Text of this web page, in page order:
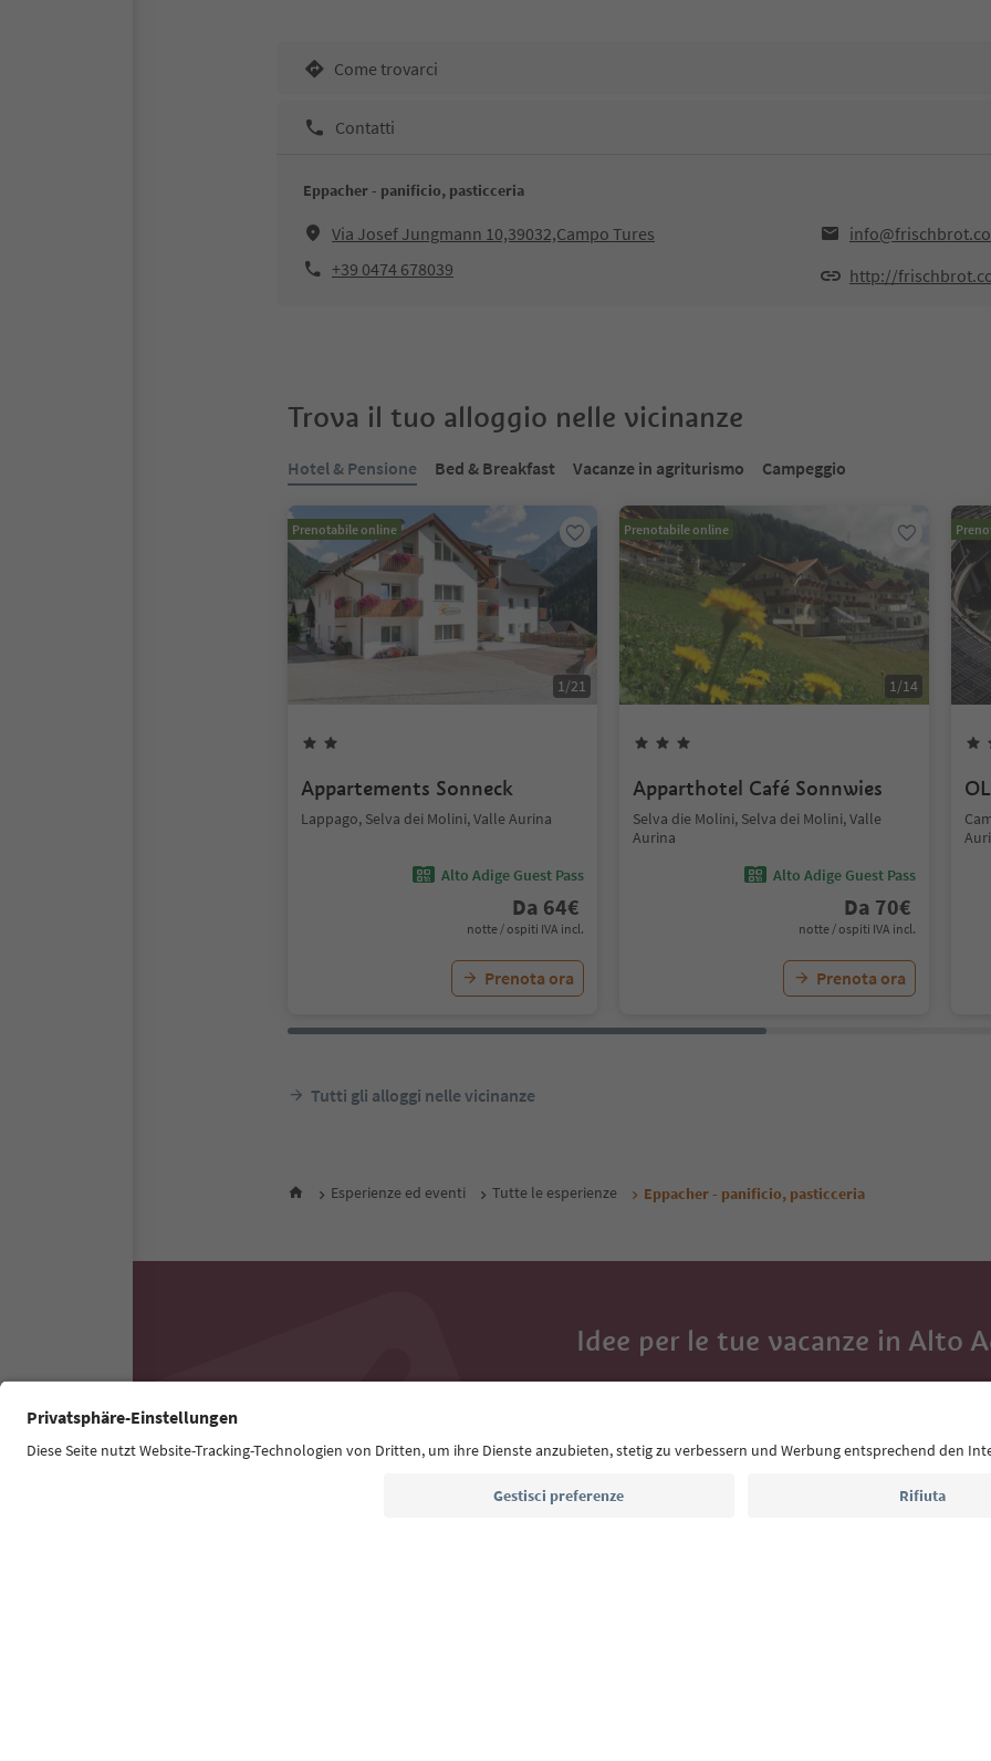
Come trovarci
Contatti
Eppacher - panificio, pasticceria
Via Josef Jungmann 10,39032,Campo Tures
+39 0474 678039
http://
Trova il tuo alloggio nelle vicinanze
Hotel & Pensione Bed & Breakfast Vacanze in agriturismo Campeggio
Prenotabile online
1/21
Appartements Sonneck
Lappago, Selva dei Molini, Valle Aurina
Alto Adige Guest Pass
Da 64€
notte / ospiti IVA incl.
Prenota ora
Prenotabile online
1/14
Apparthotel Café Sonnwies
Selva die Molini, Selva dei Molini, Valle
Aurina
Alto Adige Guest Pass
Da 70€
notte / ospiti IVA incl.
Prenota ora
Tutti gli alloggi nelle vicinanze
Esperienze ed eventi Tutte le esperienze Eppacher - panificio, pasticceria
Idee per le tue vacanze in Alto
Con la newsletter dell’Alto Adige ricevi consigli per
Indirizzo e-mail*